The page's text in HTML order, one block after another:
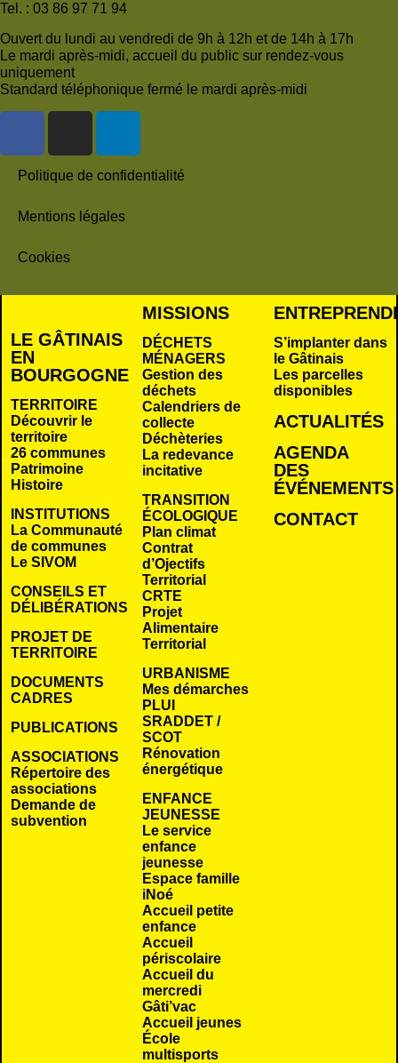
Tel. : 03 86 97 71 94
Ouvert du lundi au vendredi de 9h à 12h et de 14h à 17h
Le mardi après-midi, accueil du public sur rendez-vous
uniquement
Standard téléphonique fermé le mardi après-midi
Politique de confidentialité
Mentions légales
Cookies
LE GÂTINAIS
EN
BOURGOGNE
TERRITOIRE
Découvrir le
territoire
26 communes
Patrimoine
Histoire
INSTITUTIONS
La Communauté
de communes
Le SIVOM
CONSEILS ET
DÉLIBÉRATIONS
PROJET DE
TERRITOIRE
DOCUMENTS
CADRES
PUBLICATIONS
ASSOCIATIONS
Répertoire des
associations
Demande de
subvention
MISSIONS
DÉCHETS
MÉNAGERS
Gestion des
déchets
Calendriers de
collecte
Déchèteries
La redevance
incitative
TRANSITION
ÉCOLOGIQUE
Plan climat
Contrat
d’Ojectifs
Territorial
CRTE
Projet
Alimentaire
Territorial
URBANISME
Mes démarches
PLUI
SRADDET /
SCOT
Rénovation
énergétique
ENFANCE
JEUNESSE
Le service
enfance
jeunesse
Espace famille
iNoé
Accueil petite
enfance
Accueil
périscolaire
Accueil du
mercredi
Gâti’vac
Accueil jeunes
École
multisports
S’implanter dans
le Gâtinais
Les parcelles
disponibles
ACTUALITÉS
AGENDA
DES
ÉVÉNEMENTS
CONTACT